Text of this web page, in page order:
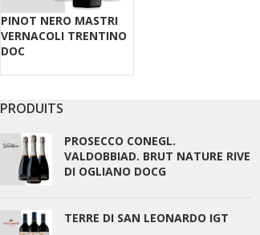
PINOT NERO MASTRI
VERNACOLI TRENTINO
DOC
PRODUITS
PROSECCO CONEGL.
VALDOBBIAD. BRUT NATURE RIVE
DI OGLIANO DOCG
TERRE DI SAN LEONARDO IGT